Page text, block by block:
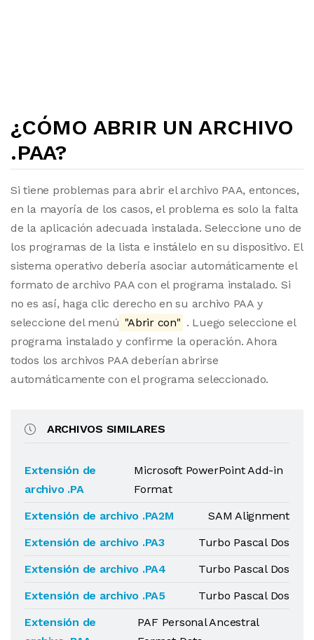
¿CÓMO ABRIR UN ARCHIVO
.PAA?
Si tiene problemas para abrir el archivo PAA, entonces,
en la mayoría de los casos, el problema es solo la falta
de la aplicación adecuada instalada. Seleccione uno de
los programas de la lista e instálelo en su dispositivo. El
sistema operativo debería asociar automáticamente el
formato de archivo PAA con el programa instalado. Si
no es así, haga clic derecho en su archivo PAA y
seleccione del menú "Abrir con" . Luego seleccione el
programa instalado y confirme la operación. Ahora
todos los archivos PAA deberían abrirse
automáticamente con el programa seleccionado.
ARCHIVOS SIMILARES
Extensión de
archivo .PA
Microsoft PowerPoint Add-in
Format
Extensión de archivo .PA2M
SAM Alignment
Extensión de archivo .PA3
Turbo Pascal Dos
Extensión de archivo .PA4
Turbo Pascal Dos
Extensión de archivo .PA5
Turbo Pascal Dos
Extensión de
PAF Personal Ancestral